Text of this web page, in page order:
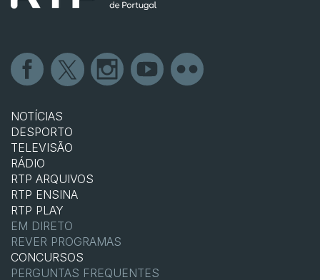
NOTÍCIAS
DESPORTO
TELEVISÃO
RÁDIO
RTP ARQUIVOS
RTP ENSINA
RTP PLAY
EM DIRETO
REVER PROGRAMAS
CONCURSOS
PERGUNTAS FREQUENTES